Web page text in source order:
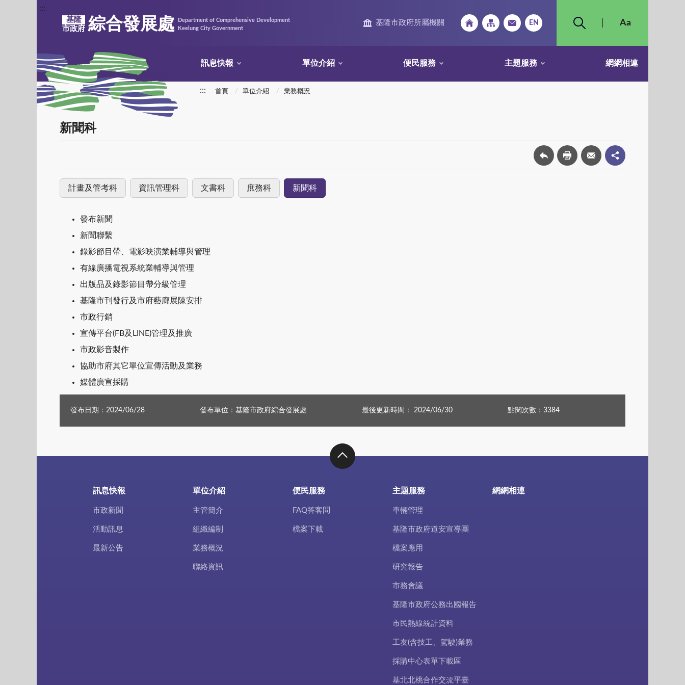
:::
基隆
市政府 綜合發展處
Department of Comprehensive Development
Keelung City Government
基隆市政府所屬機關
訊息快報 單位介紹 便民服務 主題服務 網網相連
::: 首頁 單位介紹 業務概況
新聞科
計畫及管考科 資訊管理科 文書科 庶務科 新聞科
發布新聞
新聞聯繫
錄影節目帶、電影映演業輔導與管理
有線廣播電視系統業輔導與管理
出版品及錄影節目帶分級管理
基隆市刊發行及市府藝廊展陳安排
市政行銷
宣傳平台(FB及LINE)管理及推廣
市政影音製作
協助市府其它單位宣傳活動及業務
媒體廣宣採購
發布日期：2024/06/28 發布單位：基隆市政府綜合發展處 最後更新時間： 2024/06/30 點閱次數：3384
訊息快報
市政新聞
活動訊息
最新公告
單位介紹
主管簡介
組織編制
業務概況
聯絡資訊
便民服務
FAQ答客問
檔案下載
主題服務
車輛管理
基隆市政府道安宣導團
檔案應用
研究報告
市務會議
基隆市政府公務出國報告
市民熱線統計資料
工友(含技工、駕駛)業務
採購中心表單下載區
基北北桃合作交流平臺
網網相連